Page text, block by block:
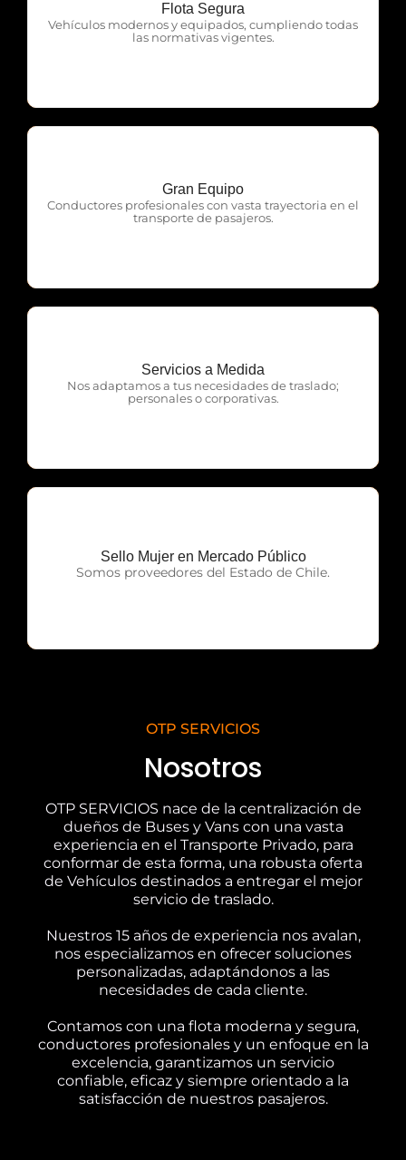
Flota Segura
Vehículos modernos y equipados, cumpliendo todas
las normativas vigentes.
OTP Servicios
Gran Equipo
Conductores profesionales con vasta trayectoria en el
transporte de pasajeros.
OTP Servicios
Servicios a Medida
Nos adaptamos a tus necesidades de traslado;
personales o corporativas.
OTP Servicios
Sello Mujer en Mercado Público
Somos proveedores del Estado de Chile.
OTP Servicios
OTP SERVICIOS
Nosotros
OTP SERVICIOS nace de la centralización de
dueños de Buses y Vans con una vasta
experiencia en el Transporte Privado, para
conformar de esta forma, una robusta oferta
de Vehículos destinados a entregar el mejor
servicio de traslado.
Nuestros 15 años de experiencia nos avalan,
nos especializamos en ofrecer soluciones
personalizadas, adaptándonos a las
necesidades de cada cliente.
Contamos con una flota moderna y segura,
conductores profesionales y un enfoque en la
excelencia, garantizamos un servicio
confiable, eficaz y siempre orientado a la
satisfacción de nuestros pasajeros.